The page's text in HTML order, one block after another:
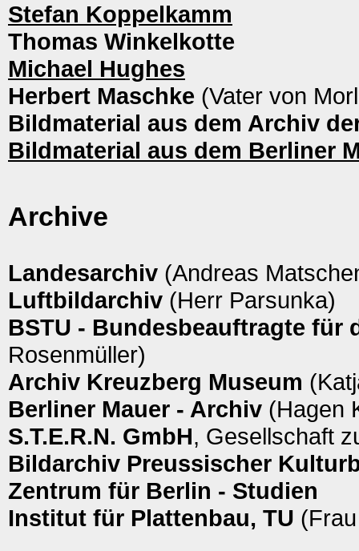
Stefan Koppelkamm
Thomas Winkelkotte
Michael Hughes
Herbert Maschke (Vater von
Bildmaterial aus dem Archiv
Bildmaterial aus dem Berliner
Archive
Landesarchiv (Andreas
Luftbildarchiv (Herr Parsunka)
BSTU - Bundesbeauftragte für
Rosenmüller)
Archiv Kreuzberg Museum
Berliner Mauer - Archiv (Hagen
S.T.E.R.N. GmbH, Gesellschaft
Bildarchiv Preussischer
Zentrum für Berlin - Studien
Institut für Plattenbau, TU